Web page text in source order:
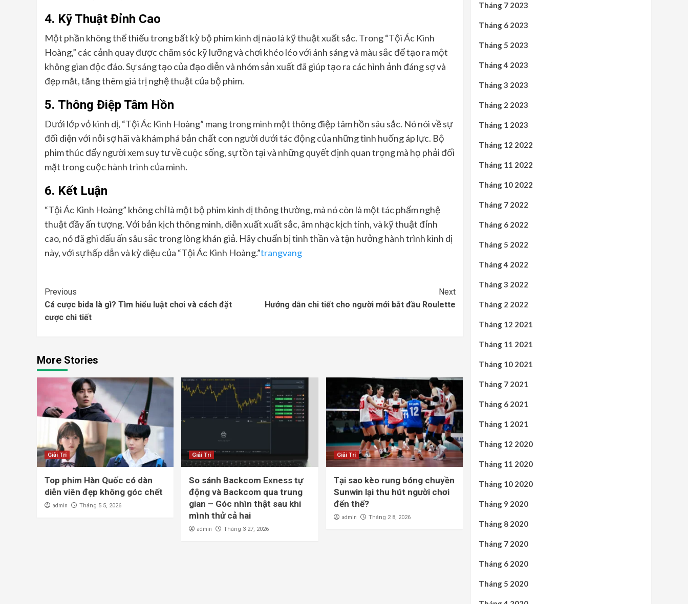
4. Kỹ Thuật Đỉnh Cao
Một phần không thể thiếu trong bất kỳ bộ phim kinh dị nào là kỹ thuật xuất sắc. Trong “Tội Ác Kinh
Hoàng,” các cảnh quay được chăm sóc kỹ lưỡng và chơi khéo léo với ánh sáng và màu sắc để tạo ra một
không gian độc đáo. Sự sáng tạo của đạo diễn và nhóm sản xuất đã giúp tạo ra các hình ảnh đáng sợ và
đẹp mắt, tăng thêm giá trị nghệ thuật của bộ phim.
5. Thông Điệp Tâm Hồn
Dưới lớp vỏ kinh dị, “Tội Ác Kinh Hoàng” mang trong mình một thông điệp tâm hồn sâu sắc. Nó nói về sự
đối diện với nỗi sợ hãi và khám phá bản chất con người dưới tác động của những tình huống áp lực. Bộ
phim thúc đẩy người xem suy tư về cuộc sống, sự tồn tại và những quyết định quan trọng mà họ phải đối
mặt trong cuộc hành trình của mình.
6. Kết Luận
“Tội Ác Kinh Hoàng” không chỉ là một bộ phim kinh dị thông thường, mà nó còn là một tác phẩm nghệ
thuật đầy ấn tượng. Với bản kịch thông minh, diễn xuất xuất sắc, âm nhạc kịch tính, và kỹ thuật đỉnh
cao, nó đã ghi dấu ấn sâu sắc trong lòng khán giả. Hãy chuẩn bị tinh thần và tận hưởng hành trình kinh dị
này, với sự hấp dẫn và kỳ diệu của “Tội Ác Kinh Hoàng.”trangvang
Continue
Reading
Previous
Cá cược bida là gì? Tìm hiểu luật chơi và cách đặt
cược chi tiết
Next
Hướng dẫn chi tiết cho người mới bắt đầu Roulette
More Stories
Giải Trí
Top phim Hàn Quốc có dàn
diễn viên đẹp không góc chết
admin Tháng 5 5, 2026
Giải Trí
So sánh Backcom Exness tự
động và Backcom qua trung
gian – Góc nhìn thật sau khi
mình thử cả hai
admin Tháng 3 27, 2026
Giải Trí
Tại sao kèo rung bóng chuyền
Sunwin lại thu hút người chơi
đến thế?
admin Tháng 2 8, 2026
Tháng 7 2023
Tháng 6 2023
Tháng 5 2023
Tháng 4 2023
Tháng 3 2023
Tháng 2 2023
Tháng 1 2023
Tháng 12 2022
Tháng 11 2022
Tháng 10 2022
Tháng 7 2022
Tháng 6 2022
Tháng 5 2022
Tháng 4 2022
Tháng 3 2022
Tháng 2 2022
Tháng 12 2021
Tháng 11 2021
Tháng 10 2021
Tháng 7 2021
Tháng 6 2021
Tháng 1 2021
Tháng 12 2020
Tháng 11 2020
Tháng 10 2020
Tháng 9 2020
Tháng 8 2020
Tháng 7 2020
Tháng 6 2020
Tháng 5 2020